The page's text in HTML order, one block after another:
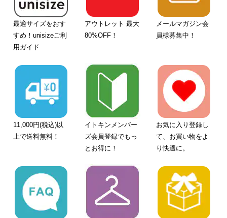
最適サイズをおす
すめ！unisizeご利
用ガイド
アウトレット 最大
80%OFF！
メールマガジン会
員様募集中！
11,000円(税込)以
上で送料無料！
イトキンメンバー
ズ会員登録でもっ
とお得に！
お気に入り登録し
て、お買い物をよ
り快適に。